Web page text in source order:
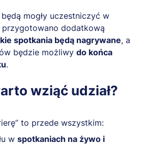
mogły uczestniczyć w
dodatkową
spotkania będą nagrywane, a
będzie możliwy do końca
.
wziąć udział?
to przede wszystkim:
w spotkaniach na żywo i